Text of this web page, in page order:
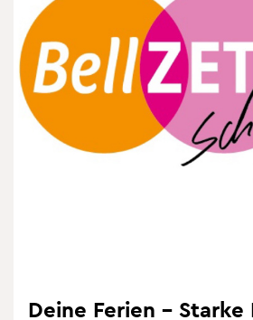
Deine Fe­ri­en – Star­ke